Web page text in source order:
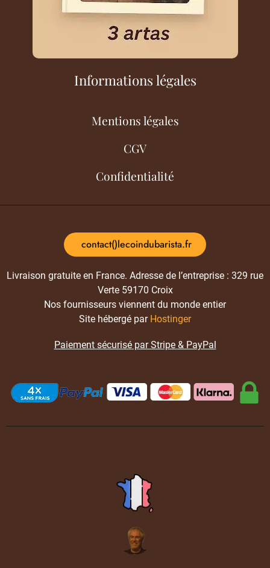
Informations légales
Mentions légales
CGV
Confidentialité
contact()lecoindubarista.fr
Livraison gratuite en France. Adresse de l’entreprise : 329 rue
Verte 59170 Croix
Nos fournisseurs viennent du monde entier
Site hébergé par Hostinger
Paiement sécurisé par Stripe & PayPal